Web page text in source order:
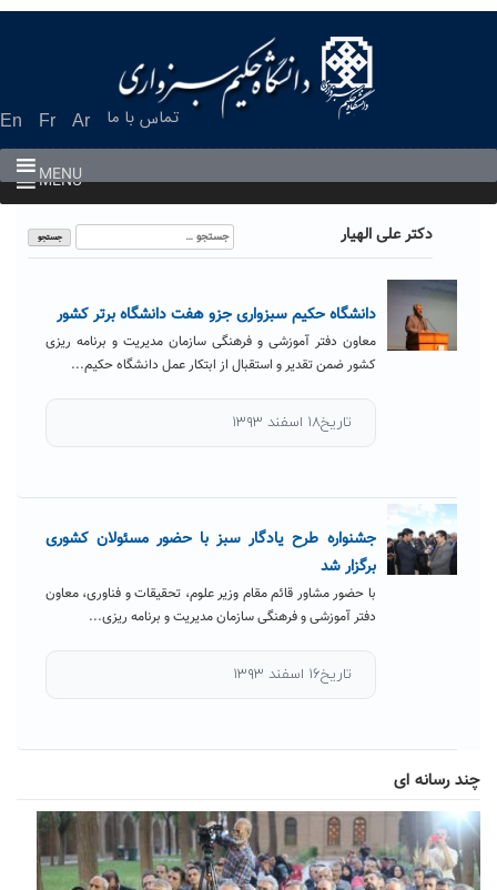
En Fr Ar تماس با ما
MENU
MENU
دکتر علی الهیار
جستجو
برای:
دانشگاه حکیم سبزواری جزو هفت دانشگاه برتر کشور
معاون دفتر آموزشی و فرهنگی سازمان مدیریت و برنامه ریزی
کشور ضمن تقدیر و استقبال از ابتکار عمل دانشگاه حکیم...
تاریخ۱۸ اسفند ۱۳۹۳
جشنواره طرح یادگار سبز با حضور مسئولان کشوری
برگزار شد
با حضور مشاور قائم مقام وزیر علوم، تحقیقات و فناوری، معاون
دفتر آموزشی و فرهنگی سازمان مدیریت و برنامه ریزی...
تاریخ۱۶ اسفند ۱۳۹۳
چند رسانه ای